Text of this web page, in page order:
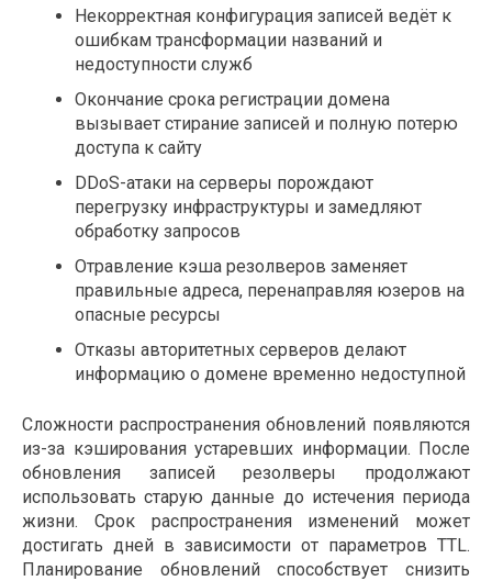
Некорректная конфигурация записей ведёт к
ошибкам трансформации названий и
недоступности служб
Окончание срока регистрации домена
вызывает стирание записей и полную потерю
доступа к сайту
DDoS-атаки на серверы порождают
перегрузку инфраструктуры и замедляют
обработку запросов
Отравление кэша резолверов заменяет
правильные адреса, перенаправляя юзеров на
опасные ресурсы
Отказы авторитетных серверов делают
информацию о домене временно недоступной
Сложности распространения обновлений появляются
из-за кэширования устаревших информации. После
обновления записей резолверы продолжают
использовать старую данные до истечения периода
жизни. Срок распространения изменений может
достигать дней в зависимости от параметров TTL.
Планирование обновлений способствует снизить